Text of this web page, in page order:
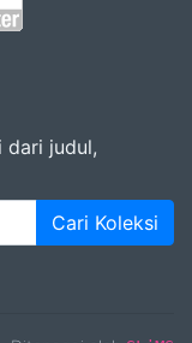
dari judul,
Cari Koleksi